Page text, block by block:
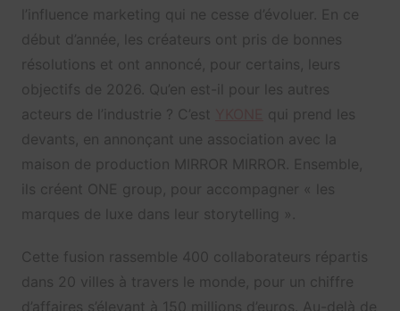
l’influence marketing qui ne cesse d’évoluer. En ce
début d’année, les créateurs ont pris de bonnes
résolutions et ont annoncé, pour certains, leurs
objectifs de 2026. Qu’en est-il pour les autres
acteurs de l’industrie ? C’est
qui prend les
devants, en annonçant une association avec la
maison de production MIRROR MIRROR. Ensemble,
ils créent ONE group, pour accompagner « les
marques de luxe dans leur storytelling ».
Cette fusion rassemble 400 collaborateurs répartis
dans 20 villes à travers le monde, pour un chiffre
d’affaires s’élevant à 150 millions d’euros. Au-delà de